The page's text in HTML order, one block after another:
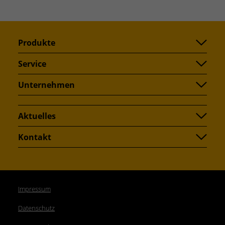
Produkte
Service
Unternehmen
Aktuelles
Kontakt
Impressum
Datenschutz